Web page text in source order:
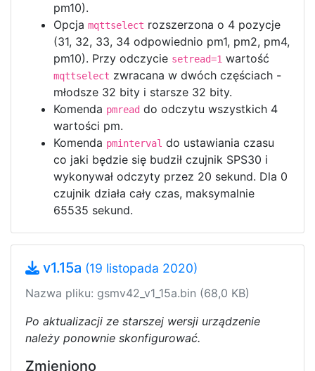
pm10).
Opcja mqttselect rozszerzona o 4 pozycje
(31, 32, 33, 34 odpowiednio pm1, pm2, pm4,
pm10). Przy odczycie setread=1 wartość
mqttselect zwracana w dwóch częściach -
młodsze 32 bity i starsze 32 bity.
Komenda pmread do odczytu wszystkich 4
wartości pm.
Komenda pminterval do ustawiania czasu
co jaki będzie się budził czujnik SPS30 i
wykonywał odczyty przez 20 sekund. Dla 0
czujnik działa cały czas, maksymalnie
65535 sekund.
v1.15a (19 listopada 2020)
Nazwa pliku: gsmv42_v1_15a.bin (68,0 KB)
Po aktualizacji ze starszej wersji urządzenie
należy ponownie skonfigurować.
Zmieniono